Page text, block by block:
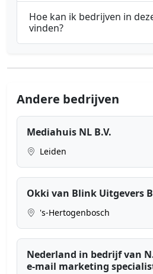
Hoe kan ik bedrijven in
vinden?
Andere bedrijven
Mediahuis NL B.V.
Leiden
Okki van Blink Uitgevers
's-Hertogenbosch
Nederland in bedrijf van
e-mail marketing